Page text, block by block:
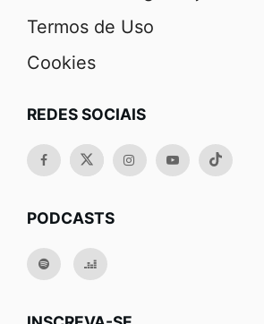
Termos de Uso
Cookies
REDES SOCIAIS
PODCASTS